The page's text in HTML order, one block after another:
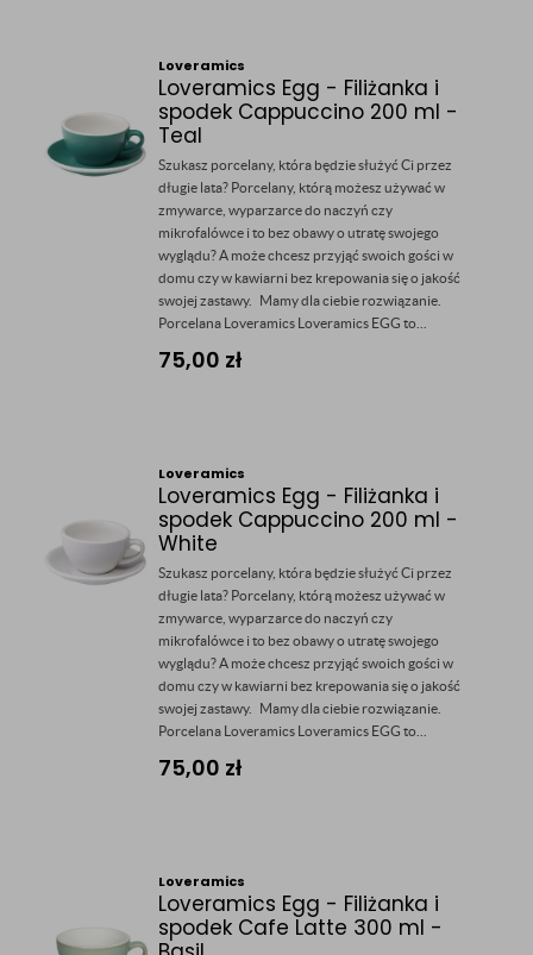
Loveramics
Loveramics Egg - Filiżanka i
spodek Cappuccino 200 ml -
Teal
Szukasz porcelany, która będzie służyć Ci przez
długie lata? Porcelany, którą możesz używać w
zmywarce, wyparzarce do naczyń czy
mikrofalówce i to bez obawy o utratę swojego
wyglądu? A może chcesz przyjąć swoich gości w
domu czy w kawiarni bez krepowania się o jakość
swojej zastawy. Mamy dla ciebie rozwiązanie.
Porcelana Loveramics Loveramics EGG to...
75,00 zł
Loveramics
Loveramics Egg - Filiżanka i
spodek Cappuccino 200 ml -
White
Szukasz porcelany, która będzie służyć Ci przez
długie lata? Porcelany, którą możesz używać w
zmywarce, wyparzarce do naczyń czy
mikrofalówce i to bez obawy o utratę swojego
wyglądu? A może chcesz przyjąć swoich gości w
domu czy w kawiarni bez krepowania się o jakość
swojej zastawy. Mamy dla ciebie rozwiązanie.
Porcelana Loveramics Loveramics EGG to...
75,00 zł
Loveramics
Loveramics Egg - Filiżanka i
spodek Cafe Latte 300 ml -